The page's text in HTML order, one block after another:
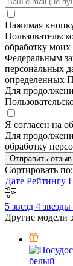
Нажимая
обработку
Федеральным
персональных
определенных
Для
Я согласен на
Для
обработку
Отправить отзыв
Сортировать по:
Дате Рейтингу
5 звезд 4 звезды
Другие модели